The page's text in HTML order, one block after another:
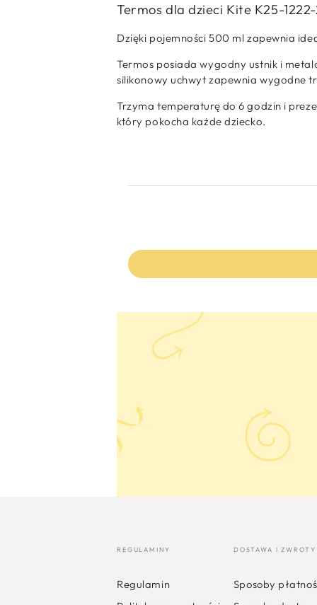
Termos dla dzieci Kite K25-
Dzięki pojemności 500 ml zapewnia
Termos posiada wygodny ustnik i
silikonowy uchwyt zapewnia wygodne
Trzyma temperaturę do 6 godzin i
który pokocha każde dziecko.
REGULAMINY
Regulamin
DOSTAWA I ZWROTY
Sposoby